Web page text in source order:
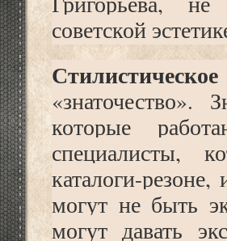
советской
Стилистическое
которые
специалисты,
каталоги-
могут не быть
могут давать